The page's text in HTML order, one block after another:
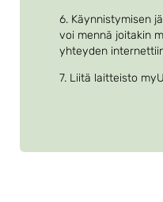
6. Käynnistymisen
voi mennä joitakin
yhteyden
7. Liitä laitteisto